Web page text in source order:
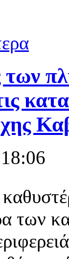
των